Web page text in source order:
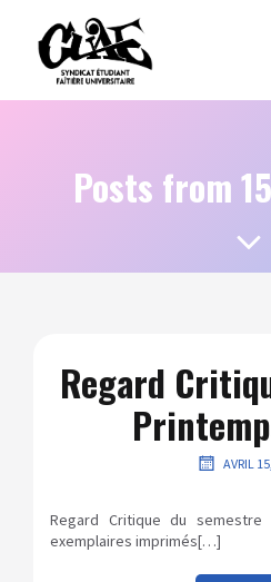
Posts from
Regard
AVRIL
Regard Critique du
exemplaires imprimés[…]